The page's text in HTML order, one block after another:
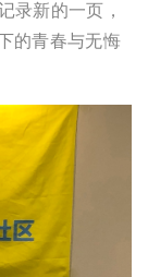
录新的一页，
的青春与无悔